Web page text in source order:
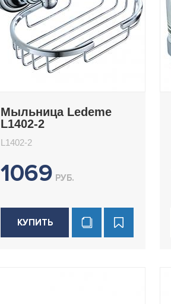
Мыльница Ledeme
L1402-2
L1402-2
1069 РУБ.
КУПИТЬ